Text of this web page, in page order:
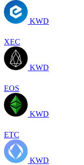
KWD
XEC
KWD
EOS
KWD
ETC
KWD